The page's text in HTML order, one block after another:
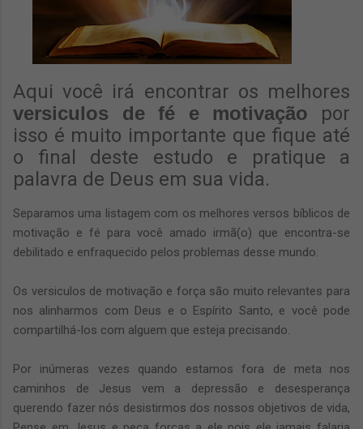
Aqui você irá encontrar os melhores
versiculos de fé e motivação por
isso é muito importante que fique até
o final deste estudo e pratique a
palavra de Deus em sua vida.
Separamos uma listagem com os melhores versos bíblicos de
motivação e fé para você amado irmã(o) que encontra-se
debilitado e enfraquecido pelos problemas desse mundo.
Os versiculos de motivação e força são muito relevantes para
nos alinharmos com Deus e o Espírito Santo, e você pode
compartilhá-los com alguem que esteja precisando.
Por inúmeras vezes quando estamos fora de meta nos
caminhos de Jesus vem a depressão e desesperança
querendo fazer nós desistirmos dos nossos objetivos de vida,